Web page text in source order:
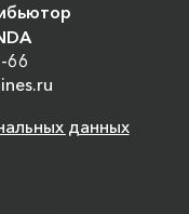
66
данных